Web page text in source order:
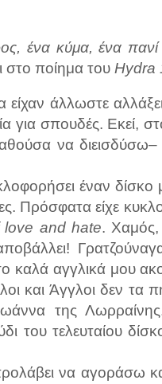
ένα κύμα, ένα
στο ποίημα του Hydra
άλλωστε
για σπουδές. Εκεί,
να
έναν δίσκο
Πρόσφατα είχε
love and hate.
καλά αγγλικά μου
και Άγγλοι δεν τα
της Λωρραίνης.
τελευταίου
να αγοράσω